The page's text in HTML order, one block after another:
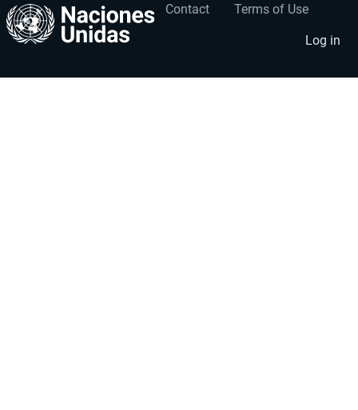
Footer
Contact Terms of Use
User
account
menu
Log in